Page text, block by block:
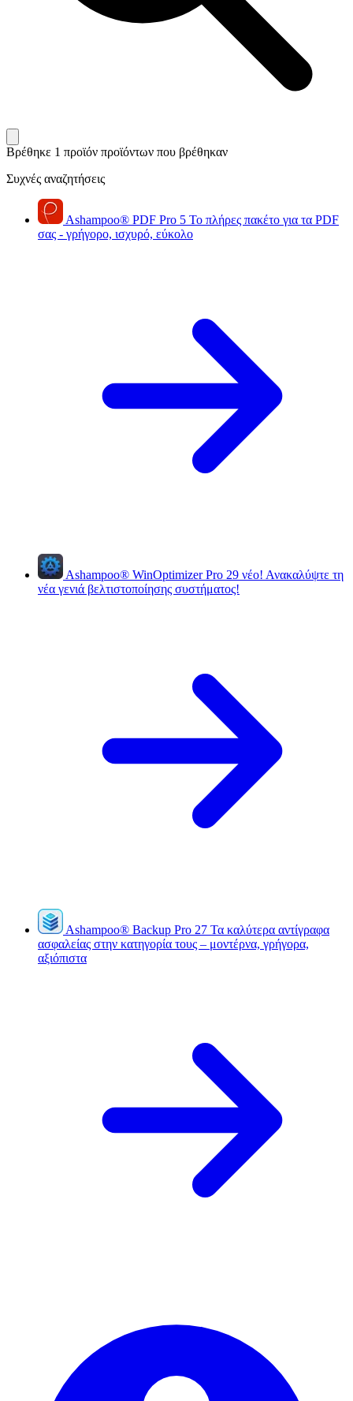
Βρέθηκε 1 προϊόν προϊόντων που βρέθηκαν
Συχνές αναζητήσεις
Ashampoo® PDF Pro 5 Το πλήρες πακέτο για τα PDF
σας - γρήγορο, ισχυρό, εύκολο
Ashampoo® WinOptimizer Pro 29 νέο! Ανακαλύψτε τη
νέα γενιά βελτιστοποίησης συστήματος!
Ashampoo® Backup Pro 27 Τα καλύτερα αντίγραφα
ασφαλείας στην κατηγορία τους – μοντέρνα, γρήγορα,
αξιόπιστα